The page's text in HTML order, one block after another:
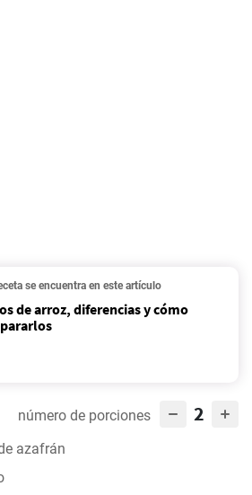
se encuentra en este artículo
de arroz, diferencias y cómo
número de porciones 2
azafrán